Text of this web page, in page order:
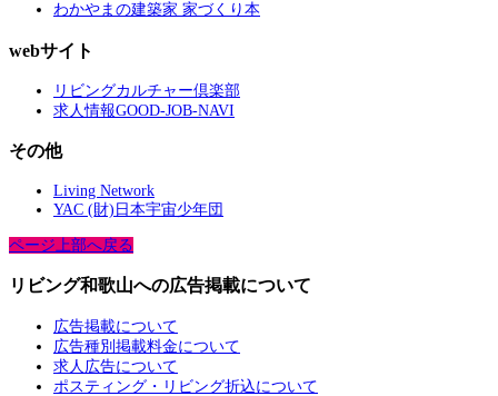
わかやまの建築家 家づくり本
webサイト
リビングカルチャー倶楽部
求人情報GOOD-JOB-NAVI
その他
Living Network
YAC (財)日本宇宙少年団
ページ上部へ戻る
リビング和歌山への広告掲載について
広告掲載について
広告種別掲載料金について
求人広告について
ポスティング・リビング折込について